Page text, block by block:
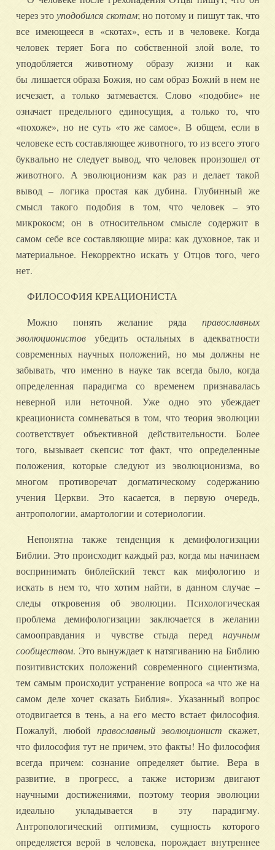
через этоуподобился скотам; но потому и пишут так, что
все имеющееся в «скотах», есть и в человеке. Когда
человек теряет Бога по собственной злой воле, то
уподобляется животному образу жизни и как
бы лишается образа Божия, но сам образ Божий в нем не
исчезает, а только затмевается. Слово «подобие» не
означает предельного единосущия, а только то, что
«похоже», но не суть «то же самое». В общем, если в
человеке есть составляющее животного, то из всего этого
буквально не следует вывод, что человек произошел от
животного. А эволюционизм как раз и делает такой
вывод – логика простая как дубина. Глубинный же
смысл такого подобия в том, что человек – это
микрокосм; он в относительном смысле содержит в
самом себе все составляющие мира: как духовное, так и
материальное. Некорректно искать у Отцов того, чего
нет.
ФИЛОСОФИЯ КРЕАЦИОНИСТА
Можно понять желание ряда православных
эволюционистов убедить остальных в адекватности
современных научных положений, но мы должны не
забывать, что именно в науке так всегда было, когда
определенная парадигма со временем признавалась
неверной или неточной. Уже одно это убеждает
креациониста сомневаться в том, что теория эволюции
соответствует объективной действительности. Более
того, вызывает скепсис тот факт, что определенные
положения, которые следуют из эволюционизма, во
многом противоречат догматическому содержанию
учения Церкви. Это касается, в первую очередь,
антропологии, амартологии и сотериологии.
Непонятна также тенденция к демифологизации
Библии. Это происходит каждый раз, когда мы начинаем
воспринимать библейский текст как мифологию и
искать в нем то, что хотим найти, в данном случае –
следы откровения об эволюции. Психологическая
проблема демифологизации заключается в желании
самооправдания и чувстве стыда перед научным
сообществом. Это вынуждает к натягиванию на Библию
позитивистских положений современного сциентизма,
тем самым происходит устранение вопроса «а что же на
самом деле хочет сказать Библия». Указанный вопрос
отодвигается в тень, а на его место встает философия.
Пожалуй, любой православный эволюционист скажет,
что философия тут не причем, это факты! Но философия
всегда причем: сознание определяет бытие. Вера в
развитие, в прогресс, а также историзм двигают
научными достижениями, поэтому теория эволюции
идеально укладывается в эту парадигму.
Антропологический оптимизм, сущность которого
определяется верой в человека, порождает внутреннее